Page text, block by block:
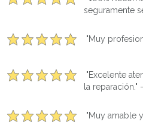
seguramente
"Muy
"Excelente
la reparación." -
"Muy amable